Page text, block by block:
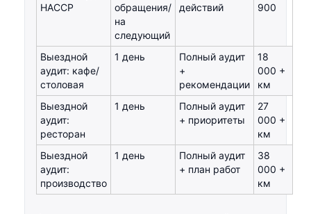
HACCP
обращения/
на
следующий
действий
900
Выездной
аудит: кафе/
столовая
1 день
Полный аудит
+
рекомендации
18
000 +
км
Выездной
аудит:
ресторан
1 день
Полный аудит
+ приоритеты
27
000 +
км
Выездной
аудит:
производство
1 день
Полный аудит
+ план работ
38
000 +
км